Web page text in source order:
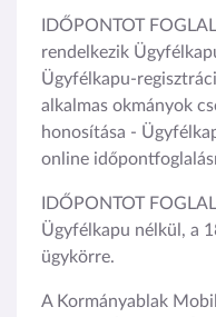
IDŐPONTOT
rendelkezik
Ügyfélkapu-
alkalmas okmányok
honosítása -
online
IDŐPONTOT
Ügyfélkapu nélkül, a
ügykörre.
A Kormányablak